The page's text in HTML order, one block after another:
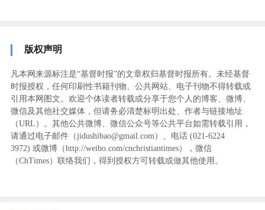
版权声明
凡本网来源标注是“基督时报”的文章权归基督时报所有。未经基督
时报授权，任何印刷性书籍刊物、公共网站、电子刊物不得转载或
引用本网图文。欢迎个体读者转载或分享于您个人的博客、微博、
微信及其他社交媒体，但请务必清楚标明出处、作者与链接地址
（URL）。其他公共微博、微信公众号等公共平台如需转载引用，
请通过电子邮件（jidushibao@gmail.com）、电话 (021-6224
3972) ‬或微博（http://weibo.com/cnchristiantimes），微信
（ChTimes）联络我们，得到授权方可转载或做其他使用。